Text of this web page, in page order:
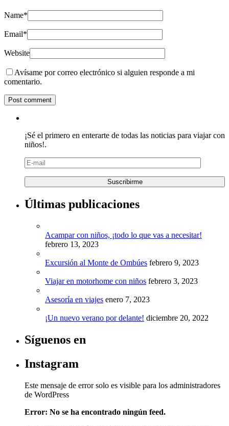
Name*
Email*
Website
Avísame por correo electrónico si alguien responde a mi
comentario.
¡Sé el primero en enterarte de todas las noticias para viajar con
niños!.
Últimas publicaciones
Acampar con niños, ¡todo lo que vas a necesitar!
febrero 13, 2023
Excursión al Monte de Ombúes febrero 9, 2023
Viajar en motorhome con niños febrero 3, 2023
Asesoría en viajes enero 7, 2023
¡Un nuevo verano por delante! diciembre 20, 2022
Síguenos en
Instagram
Este mensaje de error solo es visible para los administradores
de WordPress
Error: No se ha encontrado ningún feed.